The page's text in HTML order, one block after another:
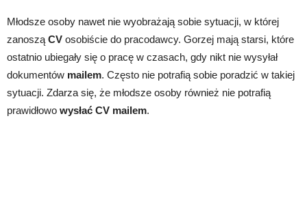
Młodsze osoby nawet nie wyobrażają sobie sytuacji, w której
zanosząCV osobiście do pracodawcy. Gorzej mają starsi, które
ostatnio ubiegały się o pracę w czasach, gdy nikt nie wysyłał
dokumentów mailem. Często nie potrafią sobie poradzić w takiej
sytuacji. Zdarza się, że młodsze osoby również nie potrafią
prawidłowo wysłać CV mailem.